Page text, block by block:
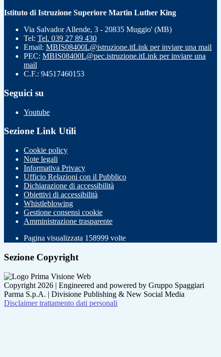
Istituto di Istruzione Superiore Martin Luther King
Via Salvador Allende, 3 - 20835 Muggio' (MB)
Tel: Tel. 039 27 89 430
Email: MBIS08400L@istruzione.itLink per inviare una mail
PEC: MBIS08400L@pec.istruzione.itLink per inviare una
mail
C.F.: 94517460153
Seguici su
Youtube
Sezione Link Utili
Cookie policy
Note legali
Informativa Privacy
Ufficio Relazioni con il Pubblico
Dichiarazione di accessibilità
Obiettivi di accessibilità
Whistleblowing
Gestione consensi cookie
Amministrazione trasparente
Pagina visualizzata 158999 volte
Sezione Copyright
Copyright 2026 | Engineered and powered by Gruppo Spaggiari
Parma S.p.A. | Divisione Publishing & New Social Media
Disclaimer trattamento dati personali